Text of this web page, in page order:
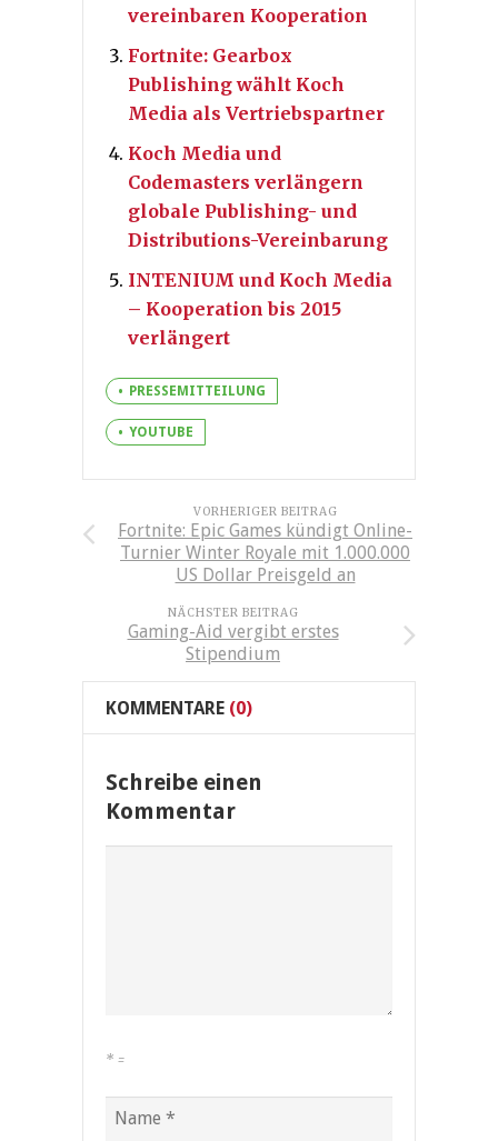
vereinbaren Kooperation
Fortnite: Gearbox
Publishing wählt Koch
Media als Vertriebspartner
Koch Media und
Codemasters verlängern
globale Publishing- und
Distributions-Vereinbarung
INTENIUM und Koch Media
– Kooperation bis 2015
verlängert
PRESSEMITTEILUNG
YOUTUBE
VORHERIGER BEITRAG
Fortnite: Epic Games kündigt Online-
Turnier Winter Royale mit 1.000.000
US Dollar Preisgeld an
NÄCHSTER BEITRAG
Gaming-Aid vergibt erstes
Stipendium
KOMMENTARE (0)
Schreibe einen
Kommentar
* =